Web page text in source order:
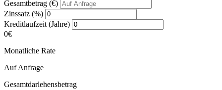
Gesamtbetrag (€)
Zinssatz (%)
Kreditlaufzeit (Jahre)
0€
Monatliche Rate
Auf Anfrage
Gesamtdarlehensbetrag